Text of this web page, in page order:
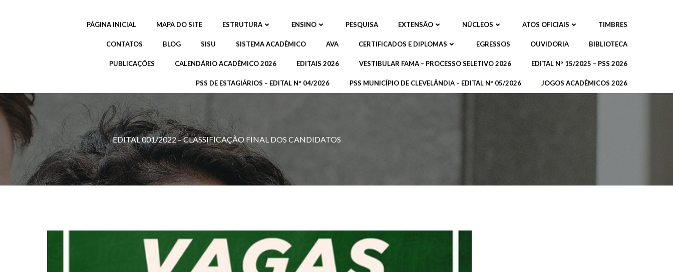
PÁGINA INICIAL MAPA DO SITE ESTRUTURA ENSINO PESQUISA EXTENSÃO NÚCLEOS ATOS OFICIAIS TIMBRES
CONTATOS BLOG SISU SISTEMA ACADÊMICO AVA CERTIFICADOS E DIPLOMAS EGRESSOS OUVIDORIA BIBLIOTECA
PUBLICAÇÕES CALENDÁRIO ACADÊMICO 2026 EDITAIS 2026 VESTIBULAR FAMA – PROCESSO SELETIVO 2026 EDITAL Nº 15/2025 – PSS 2026
PSS DE ESTAGIÁRIOS – EDITAL Nº 04/2026 PSS MUNICÍPIO DE CLEVELÂNDIA – EDITAL Nº 05/2026 JOGOS ACADÊMICOS 2026
EDITAL 001/2022 – CLASSIFICAÇÃO FINAL DOS CANDIDATOS